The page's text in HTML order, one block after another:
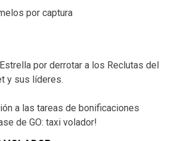
por captura
por derrotar a los Reclutas del
y sus líderes.
a las tareas de bonificaciones
de GO: taxi volador!